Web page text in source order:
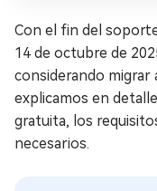
Con el fin del
14 de octubre de
considerando migrar
explicamos en
gratuita, los
necesarios.